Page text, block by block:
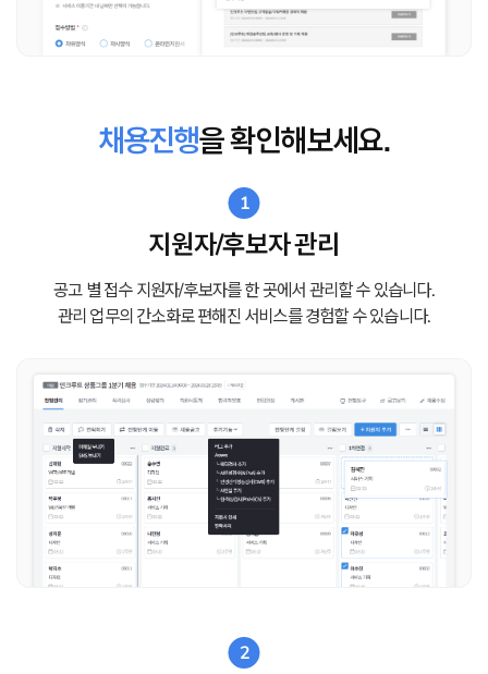
채용진행을 확인해보세요.
1
지원자/후보자 관리
공고 별 접수 지원자/후보자를 한 곳에서 관리할 수 있습니다.
관리 업무의 간소화로 편해진 서비스를 경험할 수 있습니다.
2